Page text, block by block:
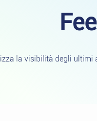
la visibilità degli ultimi